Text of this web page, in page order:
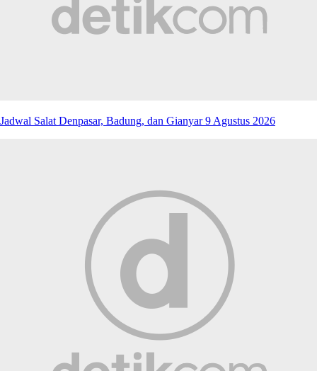
Jadwal Salat Denpasar, Badung, dan Gianyar 9 Agustus 2026